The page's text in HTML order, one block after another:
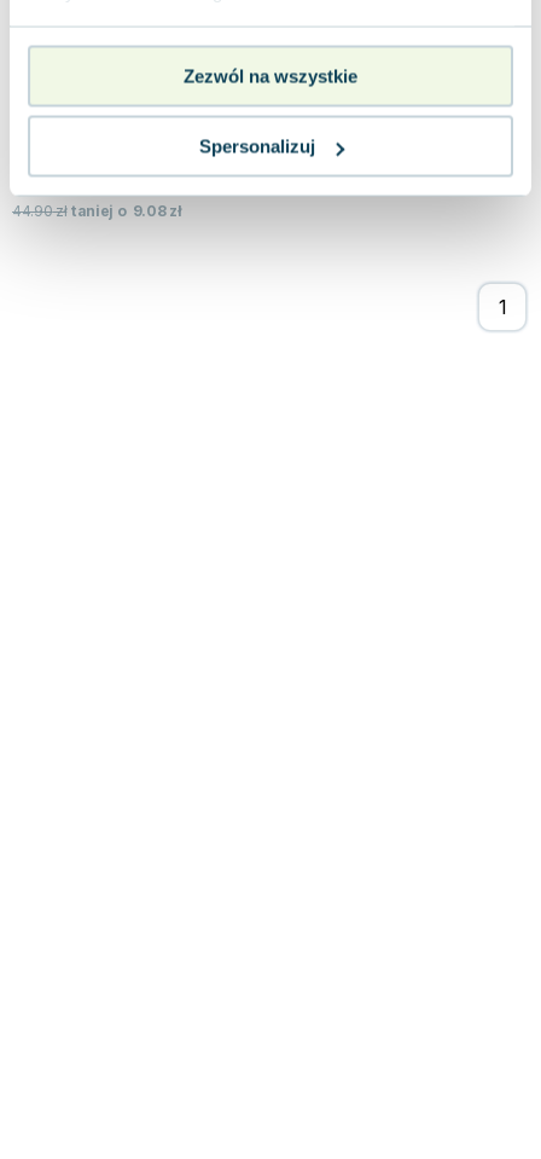
Zezwól na wszystkie
Spersonalizuj
0.0
Etui kartonowe
Pakujemy 11.08
Nowa
35.82zł nowa
44.90złtaniej o 9.08zł
Do koszyka